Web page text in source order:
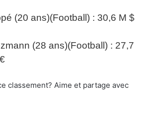
(20 ans)(Football) : 30,6 M $
(28 ans)(Football) : 27,7
classement? Aime et partage avec